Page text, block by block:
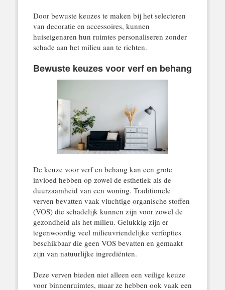
Door bewuste keuzes te maken bij het selecteren
van decoratie en accessoires, kunnen
huiseigenaren hun ruimtes personaliseren zonder
schade aan het milieu aan te richten.
Bewuste keuzes voor verf en behang
De keuze voor verf en behang kan een grote
invloed hebben op zowel de esthetiek als de
duurzaamheid van een woning. Traditionele
verven bevatten vaak vluchtige organische stoffen
(VOS) die schadelijk kunnen zijn voor zowel de
gezondheid als het milieu. Gelukkig zijn er
tegenwoordig veel milieuvriendelijke verfopties
beschikbaar die geen VOS bevatten en gemaakt
zijn van natuurlijke ingrediënten.
Deze verven bieden niet alleen een veilige keuze
voor binnenruimtes, maar ze hebben ook vaak een